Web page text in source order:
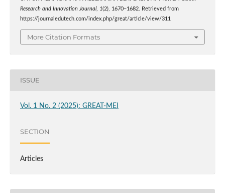
Research and Innovation Journal, 1(2), 1670–1682. Retrieved from
https://journaledutech.com/index.php/great/article/view/311
More Citation Formats
ISSUE
Vol. 1 No. 2 (2025): GREAT-MEI
SECTION
Articles